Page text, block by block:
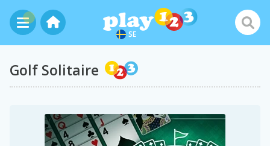
SE
Golf Solitaire